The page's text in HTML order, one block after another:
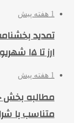
1 هفته پیش
تمدید
ارز تا ۱۵ شهریور
1 هفته پیش
مطالبه بخش
متناسب با